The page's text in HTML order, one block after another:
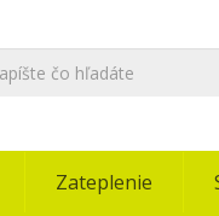
Zateplenie